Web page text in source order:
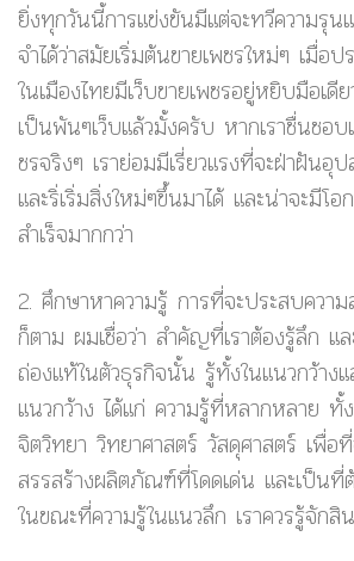
ยิ่งทุกวันนี้การแข่งขันมีแต่จะทวีความรุน
จำได้ว่าสมัยเริ่มต้นขายเพชรใหม่ๆ เมื่
ในเมืองไทยมีเว็บขายเพชรอยู่หยิบมือเ
เป็นพันๆเว็บแล้วมั้งครับ หากเราชื่นชอ
ชรจริงๆ เราย่อมมีเรี่ยวแรงที่จะฝ่าฝันอุ
และริ่เริ่มสิ่งใหม่ๆขึ้นมาได้ และน่าจะมีโ
สำเร็จมากกว่า
2. ศึกษาหาความรู้ การที่จะประสบความ
ก็ตาม ผมเชื่อว่า สำคัญที่เราต้องรู้ลึก แ
ถ่องแท้ในตัวธุรกิจนั้น รู้ทั้งในแนวกว้าง
แนวกว้าง ได้แก่ ความรู้ที่หลากหลาย
จิตวิทยา วิทยาศาสตร์ วัสดุศาสตร์ เพื่อ
สรรสร้างผลิตภัณฑ์ที่โดดเด่น และเป็นที่
ในขณะที่ความรู้ในแนวลึก เราควรรู้จักสิ